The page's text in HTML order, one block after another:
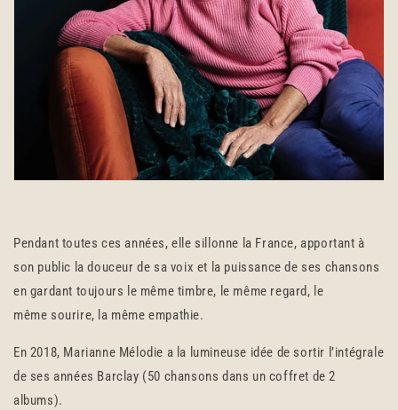
Pendant toutes ces années, elle sillonne la France, apportant à
son public la douceur de sa voix et la puissance de ses chansons
en gardant toujours le même timbre, le même regard, le
même sourire, la même empathie.
En 2018, Marianne Mélodie a la lumineuse idée de sortir l’intégrale
de ses années Barclay (50 chansons dans un coffret de 2
albums).